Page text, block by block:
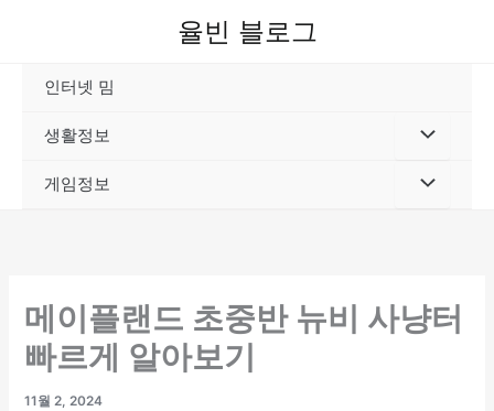
율빈 블로그
인터넷 밈
생활정보
게임정보
메이플랜드 초중반 뉴비 사냥터
빠르게 알아보기
11월 2, 2024